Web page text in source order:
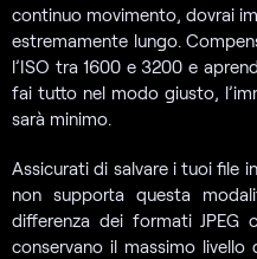
continuo movimento, dovrai
estremamente lungo.
l’ISO tra 1600 e 3200 e
fai tutto nel modo giusto,
sarà minimo.
Assicurati di salvare i tuoi file
non supporta questa
differenza dei formati
conservano il massimo livello